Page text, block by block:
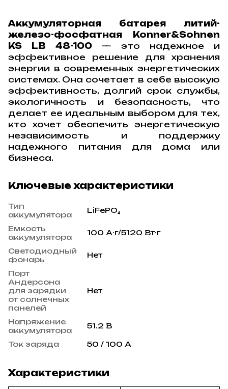
Аккумуляторная батарея литий-
железо-фосфатная Konner&Sohnen
KS LB 48-100 — это надежное и
эффективное решение для хранения
энергии в современных энергетических
системах. Она сочетает в себе высокую
эффективность, долгий срок службы,
экологичность и безопасность, что
делает ее идеальным выбором для тех,
кто хочет обеспечить энергетическую
независимость и поддержку
надежного питания для дома или
бизнеса.
Ключевые характеристики
Тип
аккумулятора
LiFePO₄
Емкость
аккумулятора
100 А·г/5120 Вт·г
Светодиодный
фонарь
Нет
Порт
Андерсона
для зарядки
от солнечных
панелей
Нет
Напряжение
аккумулятора
51.2 В
Ток заряда 50 / 100 А
Характеристики